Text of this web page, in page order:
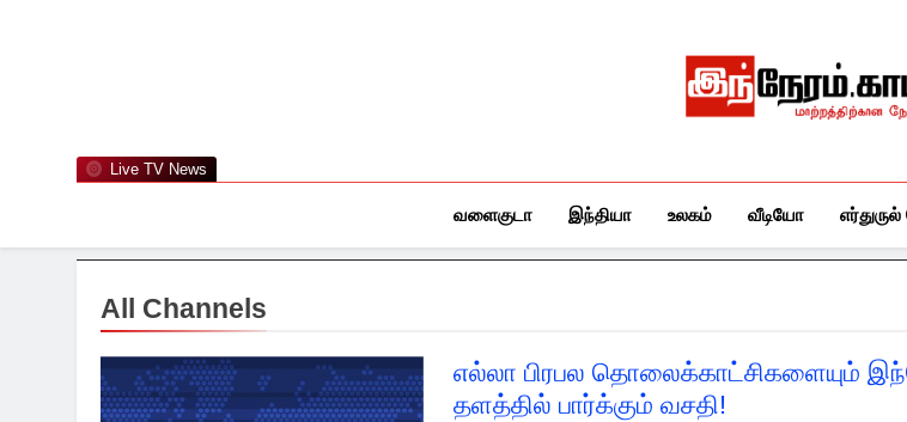
Live TV News
வளைகுடா இந்தியா உலகம் வீடியோ
All Channels
எல்லா பிரபல தொலைக்காட்சிகளையும்
தளத்தில் பார்க்கும் வசதி!